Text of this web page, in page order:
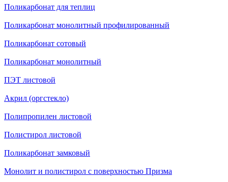
Поликарбонат для теплиц
Поликарбонат монолитный профилированный
Поликарбонат сотовый
Поликарбонат монолитный
ПЭТ листовой
Акрил (оргстекло)
Полипропилен листовой
Полистирол листовой
Поликарбонат замковый
Монолит и полистирол с поверхностью Призма